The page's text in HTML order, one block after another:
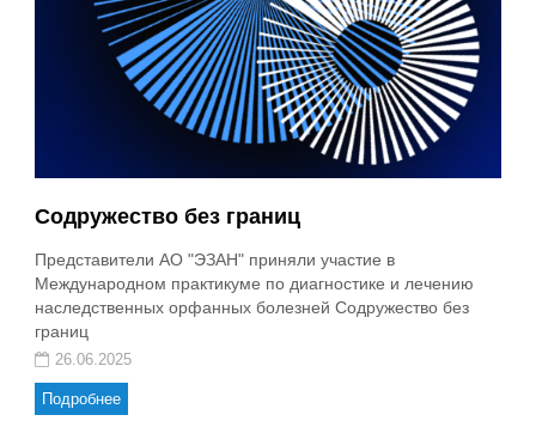
Содружество без границ
Представители АО "ЭЗАН" приняли участие в
Международном практикуме по диагностике и лечению
наследственных орфанных болезней Содружество без
границ
26.06.2025
Подробнее